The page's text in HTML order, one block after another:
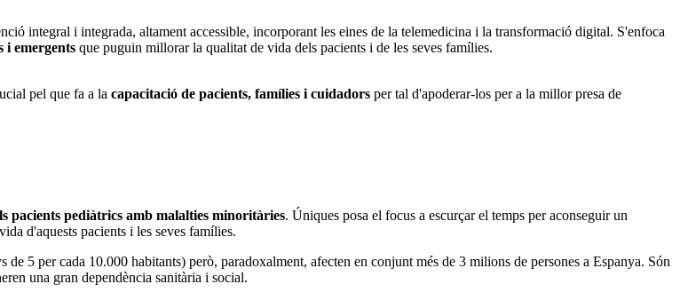
integral i integrada, altament accessible, incorporant les eines de la telemedicina i la transformació digital. S'enfoca
i emergents que puguin millorar la qualitat de vida dels pacients i de les seves famílies.
pel que fa a la capacitació de pacients, famílies i cuidadors per tal d'apoderar-los per a la millor presa de
pacients pediàtrics amb malalties minoritàries. Úniques posa el focus a escurçar el temps per aconseguir un
d'aquests pacients i les seves famílies.
5 per cada 10.000 habitants) però, paradoxalment, afecten en conjunt més de 3 milions de persones a Espanya. Són
una gran dependència sanitària i social.